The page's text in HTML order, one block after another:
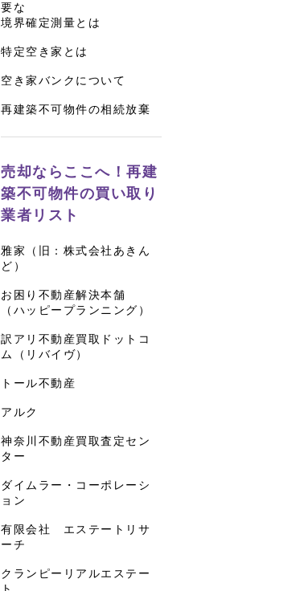
要な
境界確定測量とは
特定空き家とは
空き家バンクについて
再建築不可物件の相続放棄
売却ならここへ！再建
築不可物件の買い取り
業者リスト
雅家（旧：株式会社あきん
ど）
お困り不動産解決本舗
（ハッピープランニング）
訳アリ不動産買取ドットコ
ム（リバイヴ）
トール不動産
アルク
神奈川不動産買取査定セン
ター
ダイムラー・コーポレーシ
ョン
有限会社 エステートリサ
ーチ
クランピーリアルエステー